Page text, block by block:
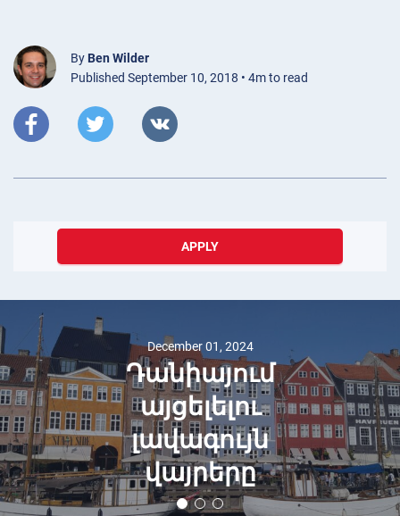
By Ben Wilder
Published September 10, 2018 • 4m to read
APPLY
December 01, 2024
Դանիայում
այցելելու
լավագույն
վայրերը